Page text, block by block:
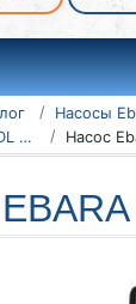
Насосы
Насосы Ebara DL (DL W/C)
Насос